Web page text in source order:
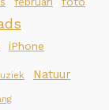
iPhone
Natuur